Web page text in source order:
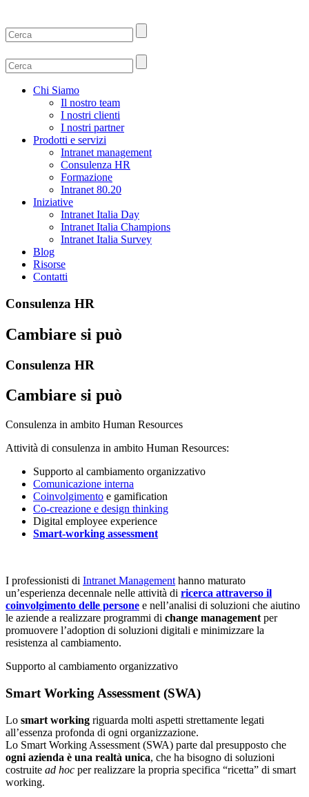
Chi Siamo
Il nostro team
I nostri clienti
I nostri partner
Prodotti e servizi
Intranet management
Consulenza HR
Formazione
Intranet 80.20
Iniziative
Intranet Italia Day
Intranet Italia Champions
Intranet Italia Survey
Blog
Risorse
Contatti
Consulenza HR
Cambiare si può
Consulenza HR
Cambiare si può
Consulenza in ambito Human Resources
Attività di consulenza in ambito Human Resources:
Supporto al cambiamento organizzativo
Comunicazione interna
Coinvolgimento e gamification
Co-creazione e design thinking
Digital employee experience
Smart-working assessment
I professionisti di Intranet Management hanno maturato
un’esperienza decennale nelle attività di ricerca attraverso il
coinvolgimento delle persone e nell’analisi di soluzioni che aiutino
le aziende a realizzare programmi di change management per
promuovere l’adoption di soluzioni digitali e minimizzare la
resistenza al cambiamento.
Supporto al cambiamento organizzativo
Smart Working Assessment (SWA)
Lo smart working riguarda molti aspetti strettamente legati
all’essenza profonda di ogni organizzazione.
Lo Smart Working Assessment (SWA) parte dal presupposto che
ogni azienda è una realtà unica, che ha bisogno di soluzioni
costruite ad hoc per realizzare la propria specifica “ricetta” di smart
working.